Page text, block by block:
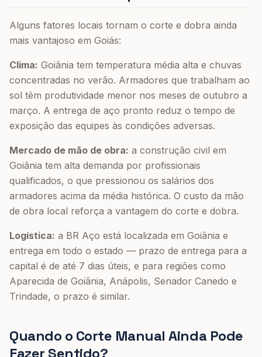
Alguns fatores locais tornam o corte e dobra ainda
mais vantajoso em Goiás:
Clima: Goiânia tem temperatura média alta e chuvas
concentradas no verão. Armadores que trabalham ao
sol têm produtividade menor nos meses de outubro a
março. A entrega de aço pronto reduz o tempo de
exposição das equipes às condições adversas.
Mercado de mão de obra: a construção civil em
Goiânia tem alta demanda por profissionais
qualificados, o que pressionou os salários dos
armadores acima da média histórica. O custo da mão
de obra local reforça a vantagem do corte e dobra.
Logística: a BR Aço está localizada em Goiânia e
entrega em todo o estado — prazo de entrega para a
capital é de até 7 dias úteis, e para regiões como
Aparecida de Goiânia, Anápolis, Senador Canedo e
Trindade, o prazo é similar.
Quando o Corte Manual Ainda Pode
Fazer Sentido?